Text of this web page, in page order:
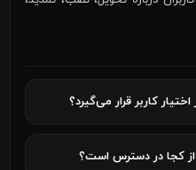
کاربر قرار می‌گیرد؟
کجا در دسترس است؟